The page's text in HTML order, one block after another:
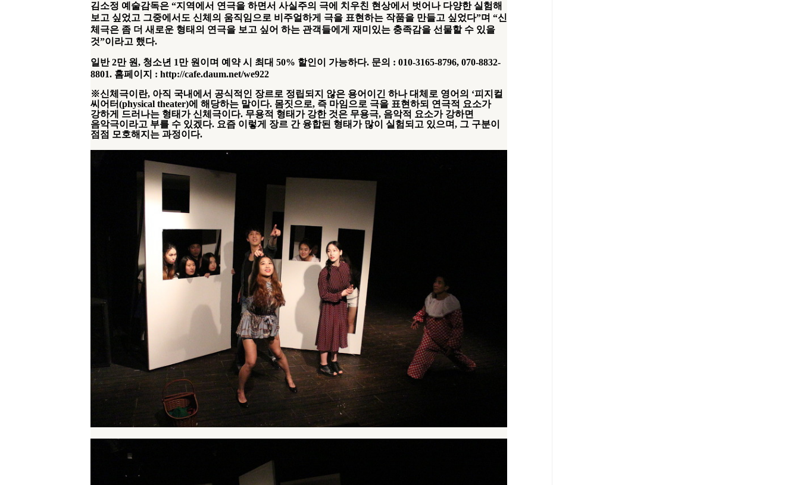
김소정 예술감독은 “지역에서 연극을 하면서 사실주의 극에 치우친 현상에서 벗어나 다양한 실험해
보고 싶었고 그중에서도 신체의 움직임으로 비주얼하게 극을 표현하는 작품을 만들고 싶었다”며 “신
체극은 좀 더 새로운 형태의 연극을 보고 싶어 하는 관객들에게 재미있는 충족감을 선물할 수 있을
것”이라고 했다.
일반 2만 원, 청소년 1만 원이며 예약 시 최대 50% 할인이 가능하다. 문의 : 010-3165-8796, 070-8832-
8801. 홈페이지 : http://cafe.daum.net/we922
※신체극이란, 아직 국내에서 공식적인 장르로 정립되지 않은 용어이긴 하나 대체로 영어의 ‘피지컬
씨어터(physical theater)에 해당하는 말이다. 몸짓으로, 즉 마임으로 극을 표현하되 연극적 요소가
강하게 드러나는 형태가 신체극이다. 무용적 형태가 강한 것은 무용극, 음악적 요소가 강하면
음악극이라고 부를 수 있겠다. 요즘 이렇게 장르 간 융합된 형태가 많이 실험되고 있으며, 그 구분이
점점 모호해지는 과정이다.